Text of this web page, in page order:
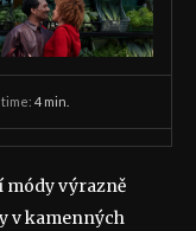
4 min.
módy výrazně
v kamenných